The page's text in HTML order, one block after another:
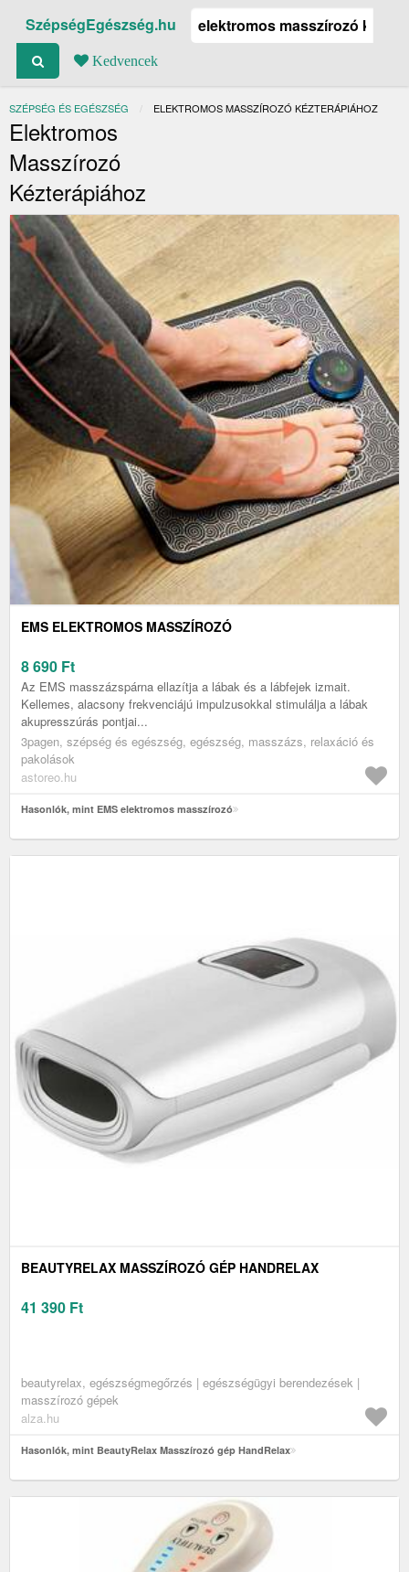
SzépségEgészség.hu
Kedvencek
SZÉPSÉG ÉS EGÉSZSÉG JELENLEGI:
ELEKTROMOS MASSZÍROZÓ KÉZTERÁPIÁHOZ
Elektromos
Masszírozó
Kézterápiához
EMS ELEKTROMOS MASSZÍROZÓ
8 690 Ft
Az EMS masszázspárna ellazítja a lábak és a lábfejek izmait.
Kellemes, alacsony frekvenciájú impulzusokkal stimulálja a lábak
akupresszúrás pontjai...
3pagen, szépség és egészség, egészség, masszázs, relaxáció és
pakolások
astoreo.hu
Hasonlók, mint EMS elektromos masszírozó
BEAUTYRELAX MASSZÍROZÓ GÉP HANDRELAX
41 390 Ft
beautyrelax, egészségmegőrzés | egészségügyi berendezések |
masszírozó gépek
alza.hu
Hasonlók, mint BeautyRelax Masszírozó gép HandRelax